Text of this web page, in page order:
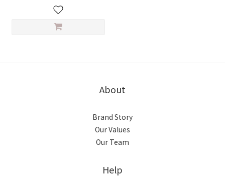
About
Brand Story
Our Values
Our Team
Help